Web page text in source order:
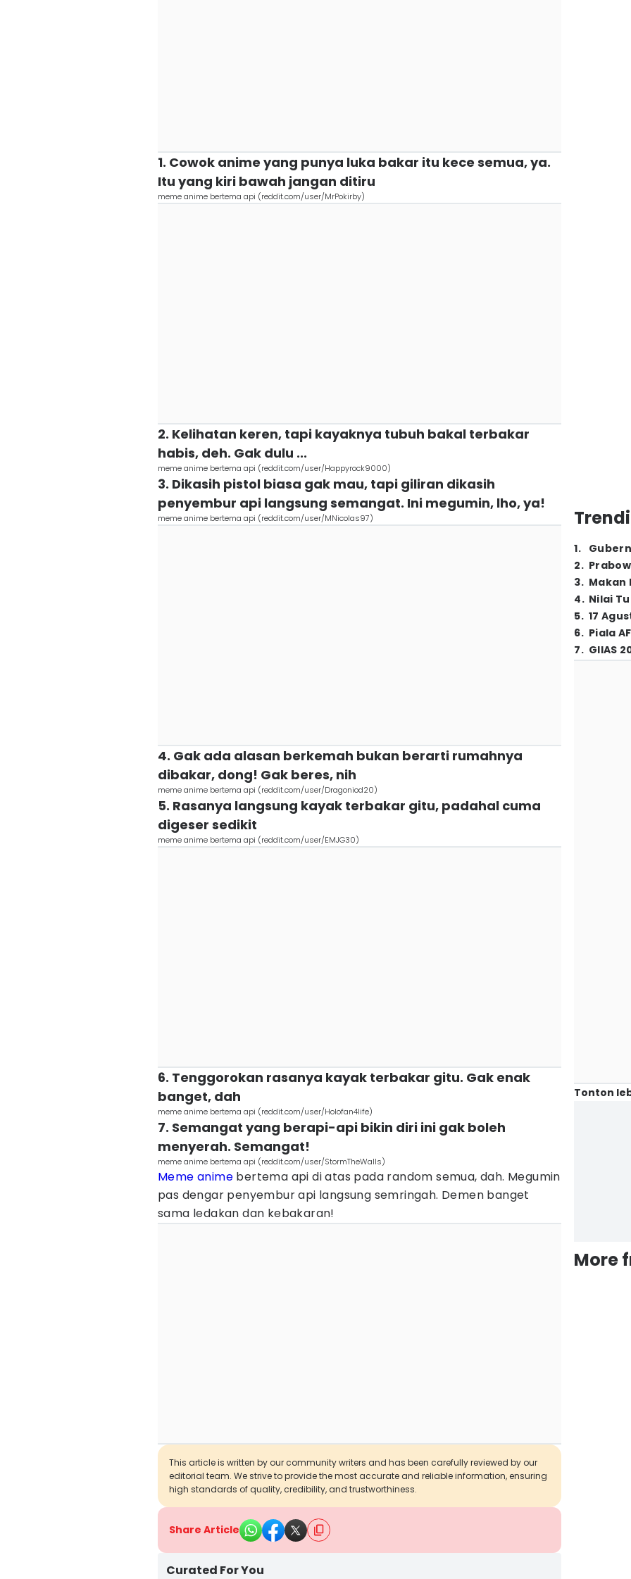
1. Cowok anime yang punya luka bakar itu kece semua, ya.
Itu yang kiri bawah jangan ditiru
meme anime bertema api (reddit.com/user/MrPokirby)
2. Kelihatan keren, tapi kayaknya tubuh bakal terbakar
habis, deh. Gak dulu ...
meme anime bertema api (reddit.com/user/Happyrock9000)
3. Dikasih pistol biasa gak mau, tapi giliran dikasih
penyembur api langsung semangat. Ini megumin, lho, ya!
meme anime bertema api (reddit.com/user/MNicolas97)
4. Gak ada alasan berkemah bukan berarti rumahnya
dibakar, dong! Gak beres, nih
meme anime bertema api (reddit.com/user/Dragoniod20)
5. Rasanya langsung kayak terbakar gitu, padahal cuma
digeser sedikit
meme anime bertema api (reddit.com/user/EMJG30)
6. Tenggorokan rasanya kayak terbakar gitu. Gak enak
banget, dah
meme anime bertema api (reddit.com/user/Holofan4life)
7. Semangat yang berapi-api bikin diri ini gak boleh
menyerah. Semangat!
meme anime bertema api (reddit.com/user/StormTheWalls)
Meme anime bertema api di atas pada random semua, dah. Megumin
pas dengar penyembur api langsung semringah. Demen banget
sama ledakan dan kebakaran!
This article is written by our community writers and has been carefully reviewed by our
editorial team. We strive to provide the most accurate and reliable information, ensuring
high standards of quality, credibility, and trustworthiness.
Share Article
Curated For You
1.
2.
3. Makan
4. Nilai
5. 17
6. Piala
7. GIIAS
Tonton
More